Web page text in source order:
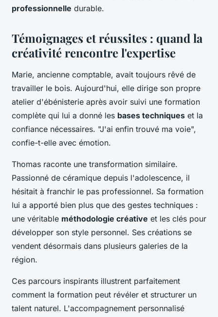
professionnelle durable.
Témoignages et réussites : quand la
créativité rencontre l'expertise
Marie, ancienne comptable, avait toujours rêvé de
travailler le bois. Aujourd'hui, elle dirige son propre
atelier d'ébénisterie après avoir suivi une formation
complète qui lui a donné les bases techniques et la
confiance nécessaires. "J'ai enfin trouvé ma voie",
confie-t-elle avec émotion.
Thomas raconte une transformation similaire.
Passionné de céramique depuis l'adolescence, il
hésitait à franchir le pas professionnel. Sa formation
lui a apporté bien plus que des gestes techniques :
une véritable méthodologie créative et les clés pour
développer son style personnel. Ses créations se
vendent désormais dans plusieurs galeries de la
région.
Ces parcours inspirants illustrent parfaitement
comment la formation peut révéler et structurer un
talent naturel. L'accompagnement personnalisé